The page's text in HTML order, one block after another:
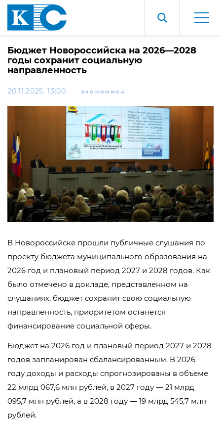
Бюджет Новороссийска на 2026—2028
годы сохранит социальную
направленность
20.11.2025, 13:00 ЭКОНОМИКА
В Новороссийске прошли публичные слушания по
проекту бюджета муниципального образования на
2026 год и плановый период 2027 и 2028 годов. Как
было отмечено в докладе, представленном на
слушаниях, бюджет сохранит свою социальную
направленность, приоритетом останется
финансирование социальной сферы.
Бюджет на 2026 год и плановый период 2027 и 2028
годов запланирован сбалансированным. В 2026
году доходы и расходы спрогнозированы в объеме
22 млрд 067,6 млн рублей, в 2027 году — 21 млрд
095,7 млн рублей, а в 2028 году — 19 млрд 545,7 млн
рублей.